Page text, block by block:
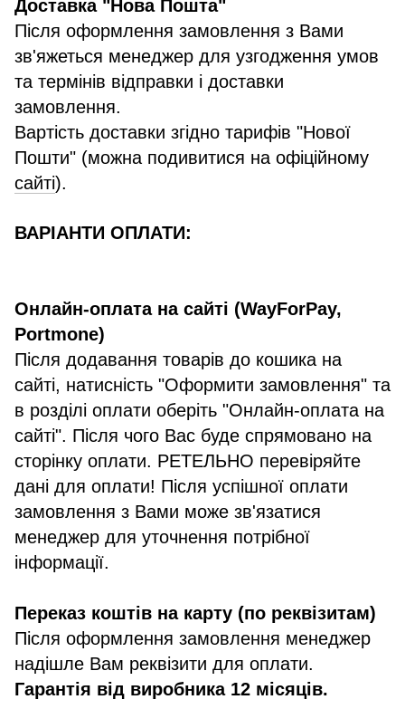
Доставка "Нова Пошта"
Після оформлення замовлення з Вами
зв'яжеться менеджер для узгодження умов
та термінів відправки і доставки
замовлення.
Вартість доставки згідно тарифів "Нової
Пошти" (можна подивитися на офіційному
сайті).
ВАРІАНТИ ОПЛАТИ:
Онлайн-оплата на сайті (WayForPay,
Portmone)
Після додавання товарів до кошика на
сайті, натисність "Оформити замовлення" та
в розділі оплати оберіть "Онлайн-оплата на
сайті". Після чого Вас буде спрямовано на
сторінку оплати. РЕТЕЛЬНО перевіряйте
дані для оплати! Після успішної оплати
замовлення з Вами може зв'язатися
менеджер для уточнення потрібної
інформації.
Переказ коштів на карту (по реквізитам)
Після оформлення замовлення менеджер
надішле Вам реквізити для оплати.
Гарантія від виробника 12 місяців.